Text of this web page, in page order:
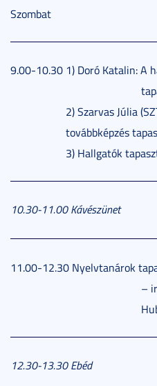
Szombat
9.00-10.30 1) Doró Katalin: A
2) Szarvas Júlia
továbbképzés
3) Hallgatók
10.30-11.00 Kávészünet
11.00-12.30 Nyelvtanárok
–
12.30-13.30 Ebéd